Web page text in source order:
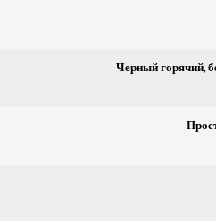
Черный горячий,